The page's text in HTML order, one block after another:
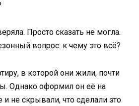
Просто сказать не могла.
вопрос: к чему это всё?
в которой они жили, почти
Однако оформил он её на
не скрывали, что сделали это